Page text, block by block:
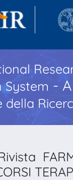
System -
della